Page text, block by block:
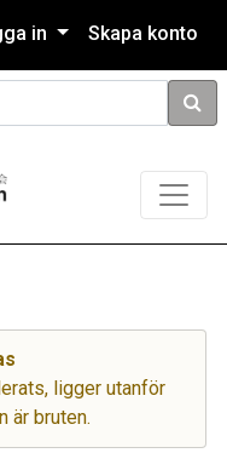
in Skapa konto
Sök
ligger utanför
är bruten.